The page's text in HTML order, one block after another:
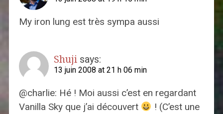
My iron lung est très sympa aussi
Shuji says:
13 juin 2008 at 21 h 06 min
@charlie: Hé ! Moi aussi c’est en regardant
Vanilla Sky que j’ai découvert
! (C’est une